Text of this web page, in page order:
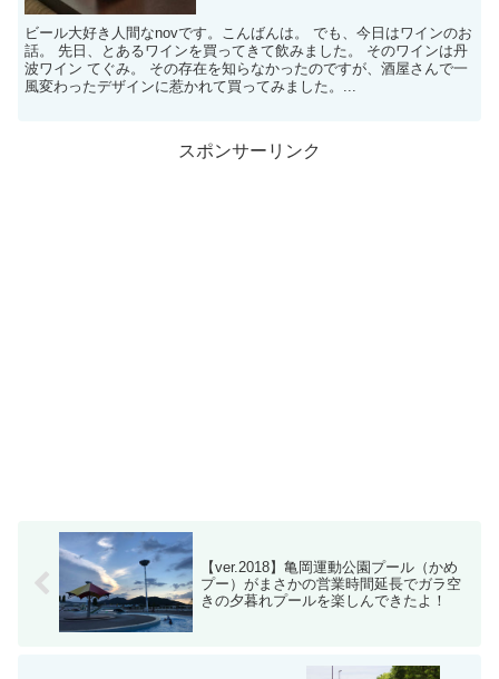
ビール大好き人間なnovです。こんばんは。 でも、今日はワインのお
話。 先日、とあるワインを買ってきて飲みました。 そのワインは丹
波ワイン てぐみ。 その存在を知らなかったのですが、酒屋さんで一
風変わったデザインに惹かれて買ってみました。...
スポンサーリンク
【ver.2018】亀岡運動公園プール（かめ
プー）がまさかの営業時間延長でガラ空
きの夕暮れプールを楽しんできたよ！